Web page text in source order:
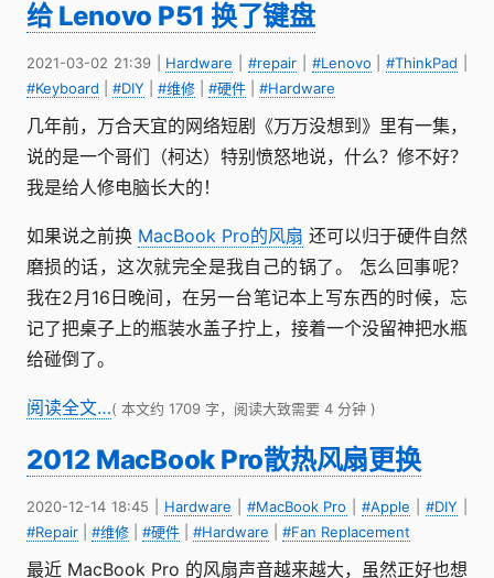
给 Lenovo P51 换了键盘
2021-03-02 21:39| Hardware |#repair #Lenovo |#ThinkPad
#Keyboard
#DIY #维修 #硬件 #Hardware
几年前，万合天宜的网络短剧《万万没想到》里有一集，
说的是一个哥们（柯达）特别愤怒地说，什么？修不好？
我是给人修电脑长大的！
如果说之前换 MacBook Pro的风扇 还可以归于硬件自然
磨损的话，这次就完全是我自己的锅了。 怎么回事呢？
我在2月16日晚间，在另一台笔记本上写东西的时候，忘
记了把桌子上的瓶装水盖子拧上，接着一个没留神把水瓶
给碰倒了。
阅读全文…( 本文约 1709 字，阅读大致需要 4 分钟 )
2012 MacBook Pro散热风扇更换
2020-12-14 18:45 Hardware #MacBook Pro |#Apple |#DIY
#Repair
#维修 #硬件 #Hardware #Fan Replacement
最近 MacBook Pro 的风扇声音越来越大，虽然正好也想